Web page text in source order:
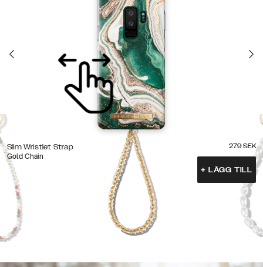
Slim Wristlet Strap
Gold Chain
279 SEK
+ LÄGG TILL